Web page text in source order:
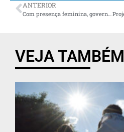
ANTERIOR
VEJA TAMBÉM